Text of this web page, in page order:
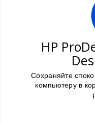
HP
Сохраняйте
компьютеру в